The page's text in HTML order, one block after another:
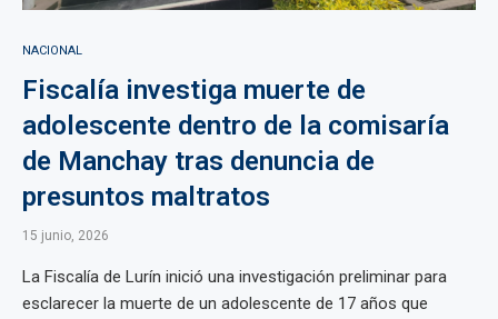
NACIONAL
Fiscalía investiga muerte de
adolescente dentro de la comisaría
de Manchay tras denuncia de
presuntos maltratos
15 junio, 2026
La Fiscalía de Lurín inició una investigación preliminar para
esclarecer la muerte de un adolescente de 17 años que